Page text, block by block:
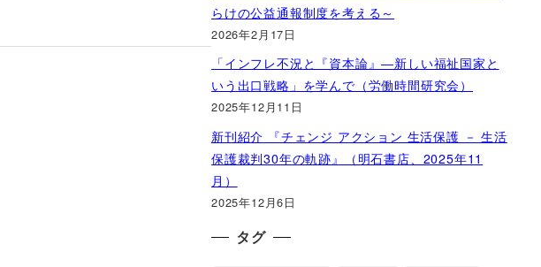
らけの公益通報制度を考える～
2026年2月17日
「インフレ不況と『資本論』―新しい福祉国家と
いう出口戦略」を学んで（労働時間研究会）
2025年12月11日
新刊紹介 『チェンジ アクション 生活保護 － 生活
保護裁判30年の軌跡』（明石書店、2025年11
月）
2025年12月6日
タグ